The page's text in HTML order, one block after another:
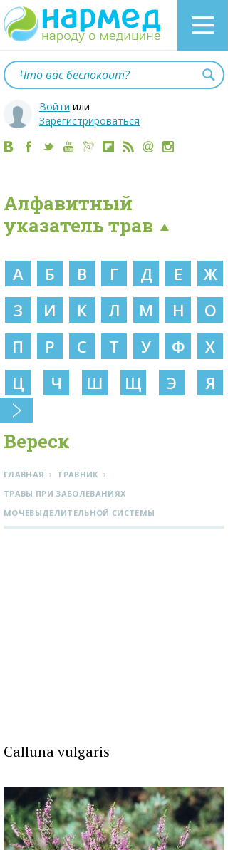
Войти или
Зарегистрироваться
Алфавитный
указатель трав
А Б В Г Д Е
Ж
З
И К Л М Н
О
П
Р С Т У Ф
Х
Ц
Ч Ш Щ Э Я
Вереск
ГЛАВНАЯ › ТРАВНИК ›
ТРАВЫ ПРИ ЗАБОЛЕВАНИЯХ
МОЧЕВЫДЕЛИТЕЛЬНОЙ СИСТЕМЫ
Calluna vulgaris